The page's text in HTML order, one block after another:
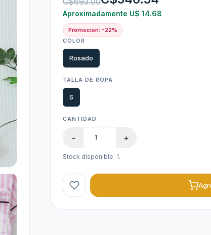
Aproximadamente U$ 14.68
Promocion: -22%
COLOR
Rosado
TALLA DE ROPA
S
CANTIDAD
− +
Stock disponible: 1.